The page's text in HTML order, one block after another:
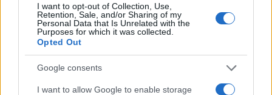
I want to opt-out of Collection, Use,
Retention, Sale, and/or Sharing of my
Personal Data that Is Unrelated with the
Purposes for which it was collected.
Opted Out
Google consents
I want to allow Google to enable storage
Ezek is érdekelhetik